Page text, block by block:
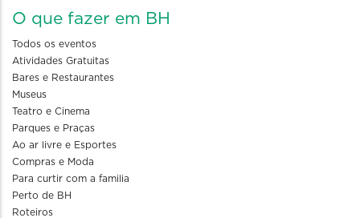
O que fazer em BH
Todos os eventos
Atividades Gratuitas
Bares e Restaurantes
Museus
Teatro e Cinema
Parques e Praças
Ao ar livre e Esportes
Compras e Moda
Para curtir com a familia
Perto de BH
Roteiros